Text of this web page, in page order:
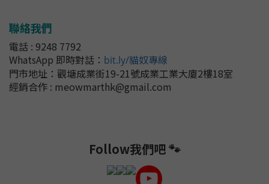
聯絡我們
電話 : 9248 7792
WhatsApp 即時對話 ： bit.ly/貓奴專線
門市地址： 觀塘成業街19-21號成業工業大廈2樓18室
經銷合作 : meowmarthk@gmail.com
Follow我們吧 🐾